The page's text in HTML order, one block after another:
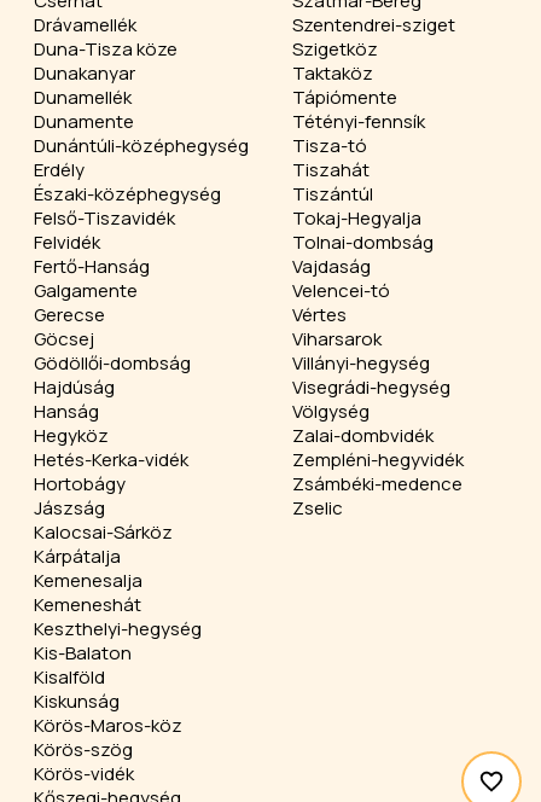
Drávamellék
Duna-Tisza köze
Dunakanyar
Dunamellék
Dunamente
Dunántúli-középhegység
Erdély
Északi-középhegység
Felső-Tiszavidék
Felvidék
Fertő-Hanság
Galgamente
Gerecse
Göcsej
Gödöllői-dombság
Hajdúság
Hanság
Hegyköz
Hetés-Kerka-vidék
Hortobágy
Jászság
Kalocsai-Sárköz
Kárpátalja
Kemenesalja
Kemeneshát
Keszthelyi-hegység
Kis-Balaton
Kisalföld
Kiskunság
Körös-Maros-köz
Körös-szög
Körös-vidék
Szentendrei-sziget
Szigetköz
Taktaköz
Tápiómente
Tétényi-fennsík
Tisza-tó
Tiszahát
Tiszántúl
Tokaj-Hegyalja
Tolnai-dombság
Vajdaság
Velencei-tó
Vértes
Viharsarok
Villányi-hegység
Visegrádi-hegység
Völgység
Zalai-dombvidék
Zempléni-hegyvidék
Zsámbéki-medence
Zselic